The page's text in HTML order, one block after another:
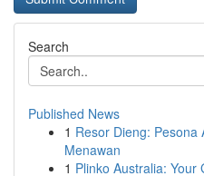
Search
Published News
1 Resor Dieng: Pesona
Menawan
1 Plinko Australia: Your